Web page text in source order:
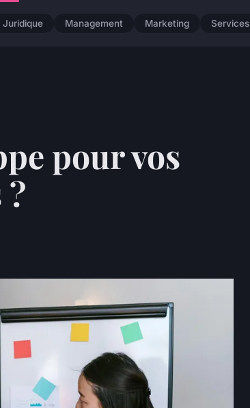
Juridique Management Marketing Services
pour vos